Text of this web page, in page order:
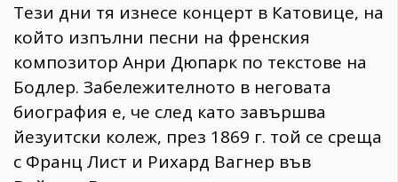
Тези дни тя изнесе концерт в Катовице, на
който изпълни песни на френския
композитор Анри Дюпарк по текстове на
Бодлер. Забележителното в неговата
биография е, че след като завършва
йезуитски колеж, през 1869 г. той се среща
с Франц Лист и Рихард Вагнер във